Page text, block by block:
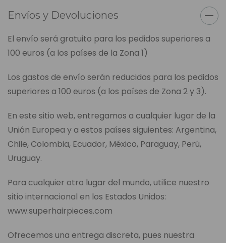
Envíos y Devoluciones
El envío será gratuito para los pedidos superiores a
100 euros (a los países de la Zona 1)
Los gastos de envío serán reducidos para los pedidos
superiores a 100 euros (a los países de Zona 2 y 3).
En este sitio web, entregamos a cualquier lugar de la
Unión Europea y a estos países siguientes: Argentina,
Chile, Colombia, Ecuador, México, Paraguay, Perú,
Uruguay.
Para cualquier otro lugar del mundo, utilice nuestro
sitio internacional en los Estados Unidos:
www.superhairpieces.com
Ofrecemos una entrega discreta, pues nuestra